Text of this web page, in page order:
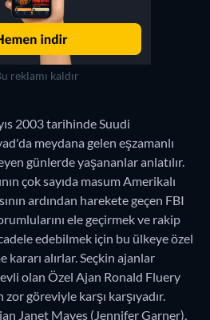
reklamı kaldır
2003 tarihinde Suudi
meydana gelen eşzamanlı
günlerde yaşananlar anlatılır.
çok sayıda masum Amerikalı
ardından harekete geçen FBI
ele geçirmek ve rakip
edebilmek için bu ülkeye özel
alırlar. Seçkin ajanlar
olan Özel Ajan Ronald Fluery
zor göreviyle karşı karşıyadır.
Janet Mayes (Jennifer Garner),